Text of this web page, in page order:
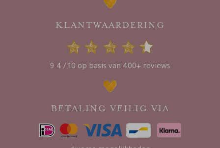
KLANTWAARDERING
9.4 / 10 op basis van 400+ reviews
BETALING VEILIG VIA